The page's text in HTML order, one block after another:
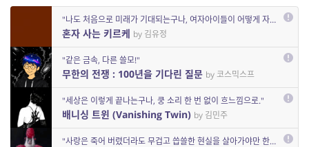
"나도 처음으로 미래가 기대되는구나, 여자아이들이 어떻게 자랄지."
혼자 사는 키르케 by 김유정
"같은 금속, 다른 쓸모!"
무한의 전쟁 : 100년을 기다린 질문 by 코스믹스프
"세상은 이렇게 끝나는구나, 쿵 소리 한 번 없이 흐느낌으로."
배니싱 트윈 (Vanishing Twin) by 김민주
"사랑은 죽어 버렸더라도 무겁고 씁쓸한 현실을 살아가야만 한다"